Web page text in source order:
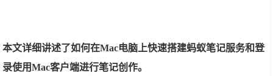
本文详细讲述了如何在Mac电脑上快速搭建蚂蚁笔记服务和登
录使用Mac客户端进行笔记创作。